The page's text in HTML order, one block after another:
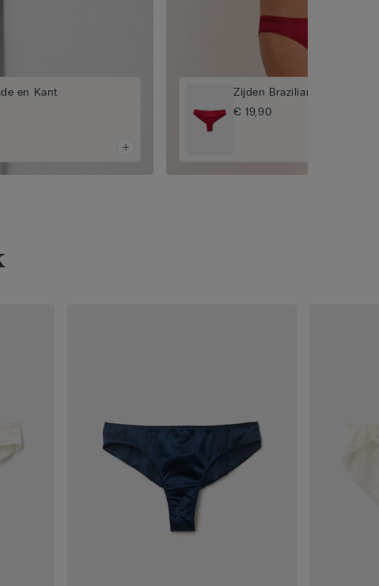
en Kant
Zijden Brazilian Slip
€ 19,90